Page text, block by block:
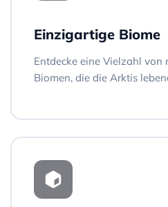
Einzigartige Biome
Entdecke eine Vielzahl von
Biomen, die die Arktis